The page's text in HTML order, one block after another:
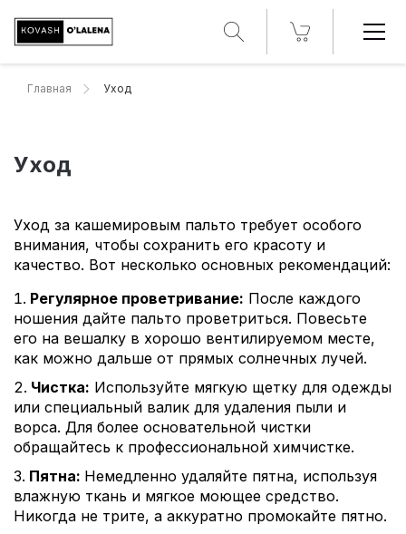
Главная Уход
Уход
Уход за кашемировым пальто требует особого
внимания, чтобы сохранить его красоту и
качество. Вот несколько основных рекомендаций:
Регулярное проветривание: После каждого
ношения дайте пальто проветриться. Повесьте
его на вешалку в хорошо вентилируемом месте,
как можно дальше от прямых солнечных лучей.
Чистка: Используйте мягкую щетку для одежды
или специальный валик для удаления пыли и
ворса. Для более основательной чистки
обращайтесь к профессиональной химчистке.
Пятна: Немедленно удаляйте пятна, используя
влажную ткань и мягкое моющее средство.
Никогда не трите, а аккуратно промокайте пятно.